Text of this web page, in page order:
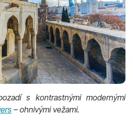
s kontrastnými modernými
– ohnivými vežami.